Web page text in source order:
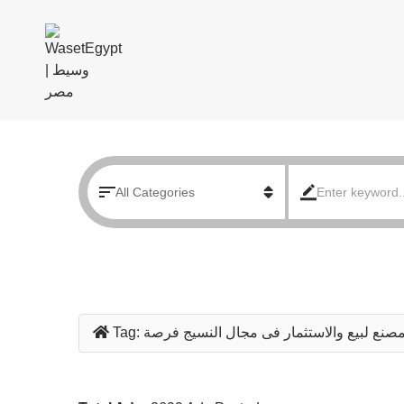
Tag: لبيع والاستثمار فى مجال النسيج فرصة